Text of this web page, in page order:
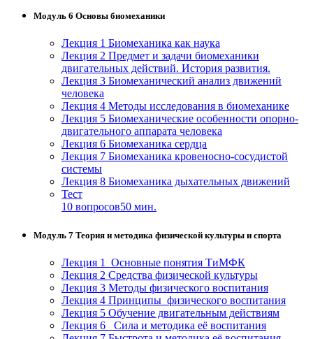
Модуль 6 Основы биомеханики
Лекция 1 Биомеханика как наука
Лекция 2 Предмет и задачи биомеханики
двигательных действий. История развития.
Лекция 3 Биомеханический анализ движений
человека
Лекция 4 Методы исследования в биомеханике
Лекция 5 Биомеханические особенности опорно-
двигательного аппарата человека
Лекция 6 Биомеханика сердца
Лекция 7 Биомеханика кровеносно-сосудистой
системы
Лекция 8 Биомеханика дыхательных движений
Тест
10 вопросов50 мин.
Модуль 7 Теория и методика физической культуры и спорта
Лекция 1 Основные понятия ТиМФК
Лекция 2 Средства физической культуры
Лекция 3 Методы физического воспитания
Лекция 4 Принципы физического воспитания
Лекция 5 Обучение двигательным действиям
Лекция 6 Сила и методика её воспитания